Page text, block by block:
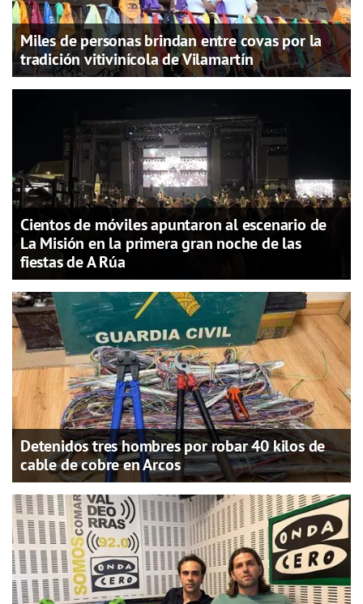
Miles de personas brindan entre covas por la
tradición vitivinícola de Vilamartín
Cientos de móviles apuntaron al escenario de
La Misión en la primera gran noche de las
fiestas de A Rúa
Detenidos tres hombres por robar 40 kilos de
cable de cobre en Arcos